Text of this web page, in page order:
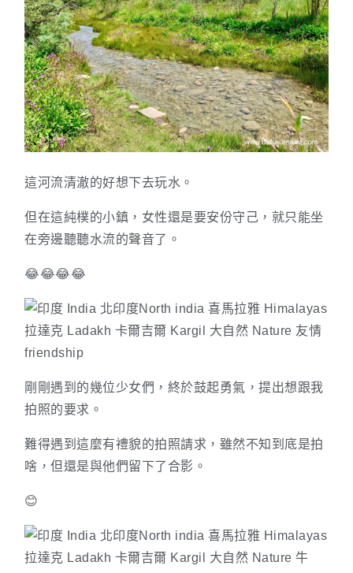
這河流清澈的好想下去玩水。
但在這純樸的小鎮，女性還是要安份守己，就只能坐
在旁邊聽聽水流的聲音了。
😂😂😂😂
剛剛遇到的幾位少女們，終於鼓起勇氣，提出想跟我
拍照的要求。
難得遇到這麼有禮貌的拍照請求，雖然不知到底是拍
啥，但還是與他們留下了合影。
😊